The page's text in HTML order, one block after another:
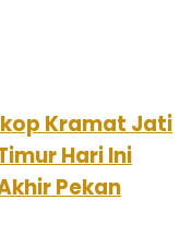
Kramat Jati
Hari Ini
Pekan